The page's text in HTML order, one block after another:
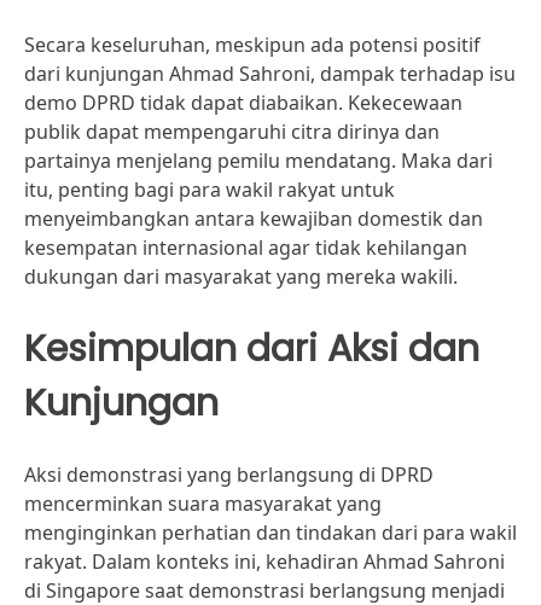
Secara keseluruhan, meskipun ada potensi positif
dari kunjungan Ahmad Sahroni, dampak terhadap isu
demo DPRD tidak dapat diabaikan. Kekecewaan
publik dapat mempengaruhi citra dirinya dan
partainya menjelang pemilu mendatang. Maka dari
itu, penting bagi para wakil rakyat untuk
menyeimbangkan antara kewajiban domestik dan
kesempatan internasional agar tidak kehilangan
dukungan dari masyarakat yang mereka wakili.
Kesimpulan dari Aksi dan
Kunjungan
Aksi demonstrasi yang berlangsung di DPRD
mencerminkan suara masyarakat yang
menginginkan perhatian dan tindakan dari para wakil
rakyat. Dalam konteks ini, kehadiran Ahmad Sahroni
di Singapore saat demonstrasi berlangsung menjadi